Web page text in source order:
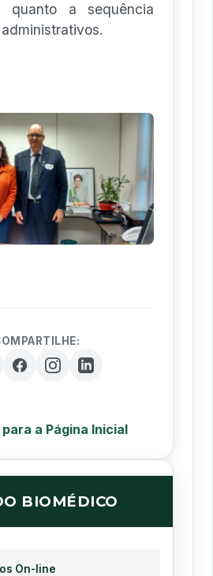
quanto a sequência
a Página Inicial
BIOMÉDICO
On-line